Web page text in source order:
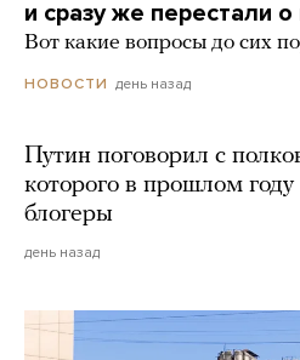
и сразу же перестали
Вот какие вопросы до сих
НОВОСТИ день назад
Путин поговорил с
которого в прошлом
блогеры
день назад